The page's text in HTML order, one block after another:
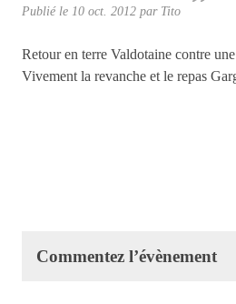
Publié le 10 oct. 2012 par Tito
Retour en terre Valdotaine contre
Vivement la revanche et le repas
Commentez l’évènement